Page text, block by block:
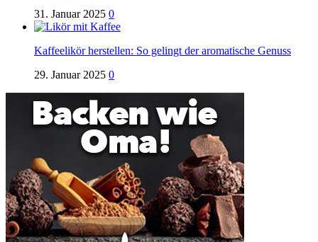
31. Januar 2025 0
Kaffeelikör herstellen: So gelingt der aromatische Genuss
29. Januar 2025 0